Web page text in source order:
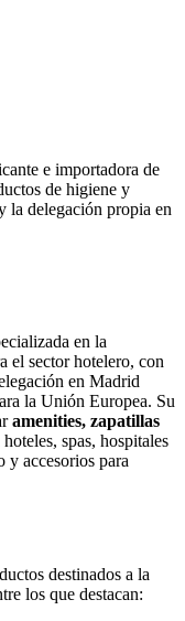
e importadora de
de higiene y
la delegación propia en
en la
el sector hotelero, con
en Madrid
la Unión Europea. Su
amenities, zapatillas
hoteles, spas, hospitales
y accesorios para
destinados a la
los que destacan: